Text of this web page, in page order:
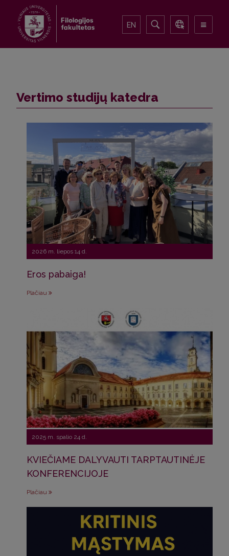
EN
Vertimo studijų katedra
2026 m. liepos 14 d.
Eros pabaiga!
Plačiau
2025 m. spalio 24 d.
KVIEČIAME DALYVAUTI TARPTAUTINĖJE
KONFERENCIJOJE
Plačiau